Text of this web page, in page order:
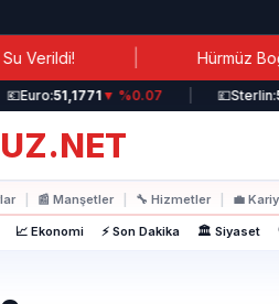
| Hürmüz Boğazı
Euro:51,1771▼ %0.07 | Sterlin:
📰 Manşetler 🔧 Hizmetler 💼
📈 Ekonomi ⚡ Son Dakika 🏛️ Siyaset